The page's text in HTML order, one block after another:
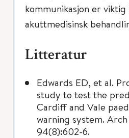
kommunikasjon er viktig
akuttmedisinsk
Litteratur
Edwards ED, et al.
study to test the
Cardiff and Vale
warning system.
94(8):602-6.